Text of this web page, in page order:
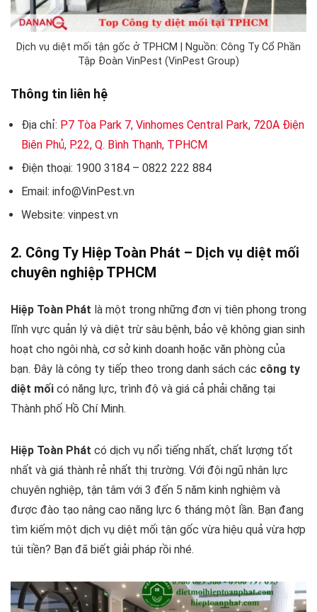
Dịch vụ diệt mối tận gốc ở TPHCM | Nguồn: Công Ty Cổ Phần
Tập Đoàn VinPest (VinPest Group)
Thông tin liên hệ
Địa chỉ: P7 Tòa Park 7, Vinhomes Central Park, 720A Điện
Biên Phủ, P.22, Q. Bình Thạnh, TPHCM
Điện thoại: 1900 3184 – 0822 222 884
Email: info@VinPest.vn
Website: vinpest.vn
2. Công Ty Hiệp Toàn Phát – Dịch vụ diệt mối
chuyên nghiệp TPHCM
Hiệp Toàn Phát là một trong những đơn vị tiên phong trong
lĩnh vực quản lý và diệt trừ sâu bệnh, bảo vệ không gian sinh
hoạt cho ngôi nhà, cơ sở kinh doanh hoặc văn phòng của
bạn. Đây là công ty tiếp theo trong danh sách các công ty
diệt mối có năng lực, trình độ và giá cả phải chăng tại
Thành phố Hồ Chí Minh.
Hiệp Toàn Phát có dịch vụ nổi tiếng nhất, chất lượng tốt
nhất và giá thành rẻ nhất thị trường. Với đội ngũ nhân lực
chuyên nghiệp, tận tâm với 3 đến 5 năm kinh nghiệm và
được đào tạo nâng cao năng lực 6 tháng một lần. Bạn đang
tìm kiếm một dịch vụ diệt mối tận gốc vừa hiệu quả vừa hợp
túi tiền? Bạn đã biết giải pháp rồi nhé.